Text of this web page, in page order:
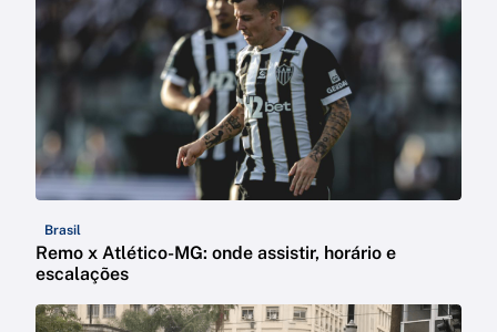
Brasil
Remo x Atlético-MG: onde assistir, horário e
escalações